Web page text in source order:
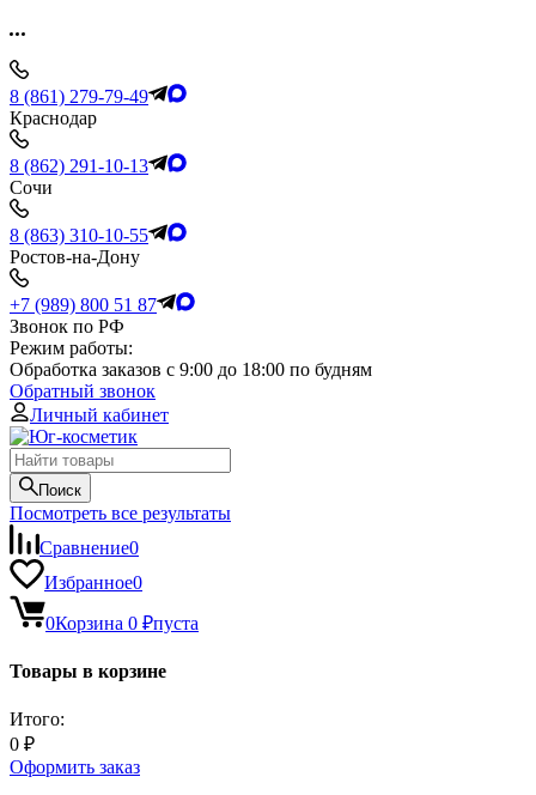
8 (861) 279-79-49
Краснодар
8 (862) 291-10-13
Сочи
8 (863) 310-10-55
Ростов-на-Дону
+7 (989) 800 51 87
Звонок по РФ
Режим работы:
Обработка заказов с 9:00 до 18:00 по будням
Обратный звонок
Личный кабинет
Поиск
Посмотреть все результаты
Сравнение0
Избранное0
0Корзина 0 ₽пуста
Товары в корзине
Итого:
0 ₽
Оформить заказ